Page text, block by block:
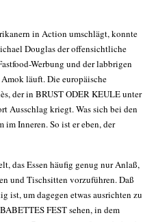
in Action umschlägt, konnte
Douglas der offensichtliche
Werbung und der labbrigen
läuft. Die europäische
der in BRUST ODER KEULE unter
Ausschlag kriegt. Was sich bei den
Inneren. So ist er eben, der
das Essen häufig genug nur Anlaß,
und Tischsitten vorzuführen. Daß
ist, um dagegen etwas ausrichten zu
FEST sehen, in dem